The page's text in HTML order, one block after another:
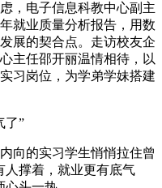
，电子信息科教中心副主
就业质量分析报告，用数
展的契合点。走访校友企
主任邵开丽温情相待，以
习岗位，为学弟学妹搭建
了”
向的实习学生悄悄拉住曾
人撑着，就业更有底气